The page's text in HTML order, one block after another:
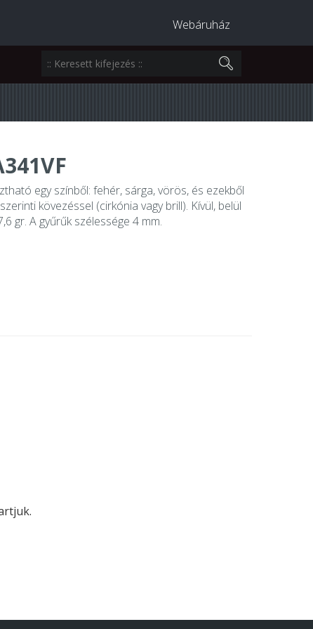
Webáruház
egy színből: fehér, sárga, vörös, és ezekből
kövezéssel (cirkónia vagy brill). Kívül, belül
gr. A gyűrűk szélessége 4 mm.